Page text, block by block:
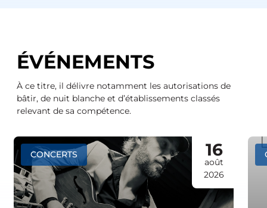
ÉVÉNEMENTS
À ce titre, il délivre notamment les autorisations de
bâtir, de nuit blanche et d’établissements classés
relevant de sa compétence.
CONCERTS 16
août
2026